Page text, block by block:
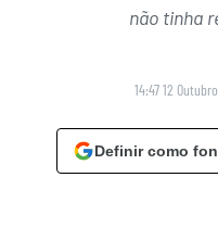
não tinha
14:47 12
Definir como